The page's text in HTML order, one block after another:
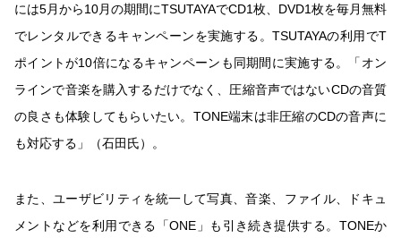
には5月から10月の期間にTSUTAYAでCD1枚、DVD1枚を毎月無料
でレンタルできるキャンペーンを実施する。TSUTAYAの利用でT
ポイントが10倍になるキャンペーンも同期間に実施する。「オン
ラインで音楽を購入するだけでなく、圧縮音声ではないCDの音質
の良さも体験してもらいたい。TONE端末は非圧縮のCDの音声に
も対応する」（石田氏）。
また、ユーザビリティを統一して写真、音楽、ファイル、ドキュ
メントなどを利用できる「ONE」も引き続き提供する。TONEか